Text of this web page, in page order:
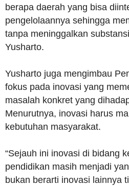
berapa daerah yang bisa
pengelolaannya sehingga
tanpa meninggalkan
Yusharto.
Yusharto juga mengimbau
fokus pada inovasi yang
masalah konkret yang
Menurutnya, inovasi harus
kebutuhan masyarakat.
“Sejauh ini inovasi di bidang
pendidikan masih menjadi
bukan berarti inovasi lainnya